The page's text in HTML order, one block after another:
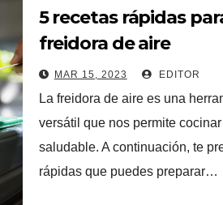
5 recetas rápidas
freidora de aire
MAR 15, 2023 EDITOR
La freidora de aire es una
versátil que nos permite
saludable. A continuación, te
rápidas que puedes preparar…